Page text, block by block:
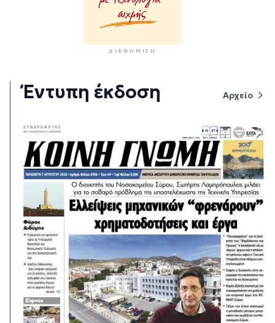
ΔΙΑΦΉΜΙΣΗ
Έντυπη έκδοση Αρχείο